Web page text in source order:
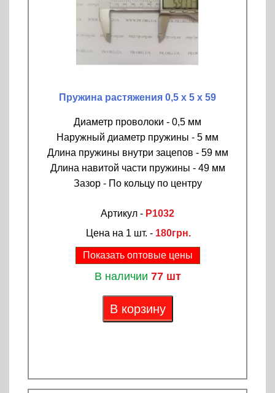
Пружина растяжения 0,5 х 5 х 59
Диаметр проволоки - 0,5 мм
Наружный диаметр пружины - 5 мм
Длина пружины внутри зацепов - 59 мм
Длина навитой части пружины - 49 мм
Зазор - По кольцу по центру
Артикул - P1032
Цена на 1 шт. - 180грн.
Показать оптовые цены
В наличии 77 шт
В корзину